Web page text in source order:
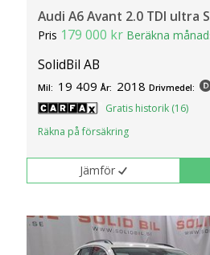
Audi A6 Avant 2.0 TDI ultra
Pris 179 000 kr Beräkna
SolidBil AB
Mil: 19 409 År: 2018 Drivmedel:
Gratis historik (16)
Räkna på försäkring
Jämför